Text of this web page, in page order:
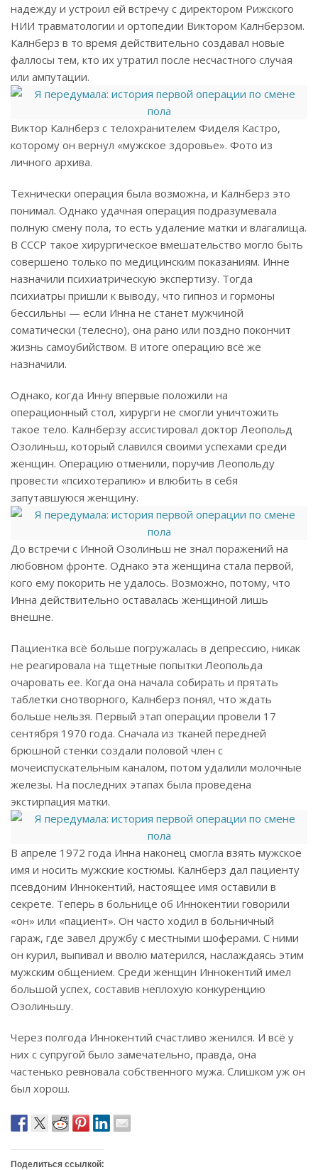
надежду и устроил ей встречу с директором Рижского
НИИ травматологии и ортопедии Виктором Калнберзом.
Калнберз в то время действительно создавал новые
фаллосы тем, кто их утратил после несчастного случая
или ампутации.
Виктор Калнберз с телохранителем Фиделя Кастро,
которому он вернул «мужское здоровье». Фото из
личного архива.
Технически операция была возможна, и Калнберз это
понимал. Однако удачная операция подразумевала
полную смену пола, то есть удаление матки и влагалища.
В СССР такое хирургическое вмешательство могло быть
совершено только по медицинским показаниям. Инне
назначили психиатрическую экспертизу. Тогда
психиатры пришли к выводу, что гипноз и гормоны
бессильны — если Инна не станет мужчиной
соматически (телесно), она рано или поздно покончит
жизнь самоубийством. В итоге операцию всё же
назначили.
Однако, когда Инну впервые положили на
операционный стол, хирурги не смогли уничтожить
такое тело. Калнберзу ассистировал доктор Леопольд
Озолиньш, который славился своими успехами среди
женщин. Операцию отменили, поручив Леопольду
провести «психотерапию» и влюбить в себя
запутавшуюся женщину.
До встречи с Инной Озолиньш не знал поражений на
любовном фронте. Однако эта женщина стала первой,
кого ему покорить не удалось. Возможно, потому, что
Инна действительно оставалась женщиной лишь
внешне.
Пациентка всё больше погружалась в депрессию, никак
не реагировала на тщетные попытки Леопольда
очаровать ее. Когда она начала собирать и прятать
таблетки снотворного, Калнберз понял, что ждать
больше нельзя. Первый этап операции провели 17
сентября 1970 года. Сначала из тканей передней
брюшной стенки создали половой член с
мочеиспускательным каналом, потом удалили молочные
железы. На последних этапах была проведена
экстирпация матки.
В апреле 1972 года Инна наконец смогла взять мужское
имя и носить мужские костюмы. Калнберз дал пациенту
псевдоним Иннокентий, настоящее имя оставили в
секрете. Теперь в больнице об Иннокентии говорили
«он» или «пациент». Он часто ходил в больничный
гараж, где завел дружбу с местными шоферами. С ними
он курил, выпивал и вволю матерился, наслаждаясь этим
мужским общением. Среди женщин Иннокентий имел
большой успех, составив неплохую конкуренцию
Озолиньшу.
Через полгода Иннокентий счастливо женился. И всё у
них с супругой было замечательно, правда, она
частенько ревновала собственного мужа. Слишком уж он
был хорош.
Поделиться ссылкой: